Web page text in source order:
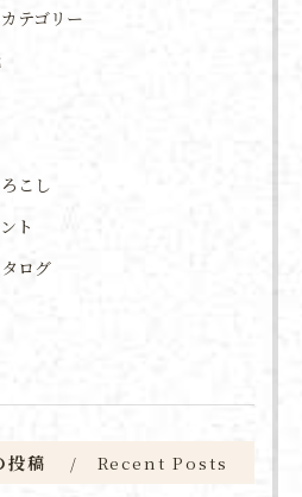
テゴリー
こし
ト
ログ
投稿 Recent Posts